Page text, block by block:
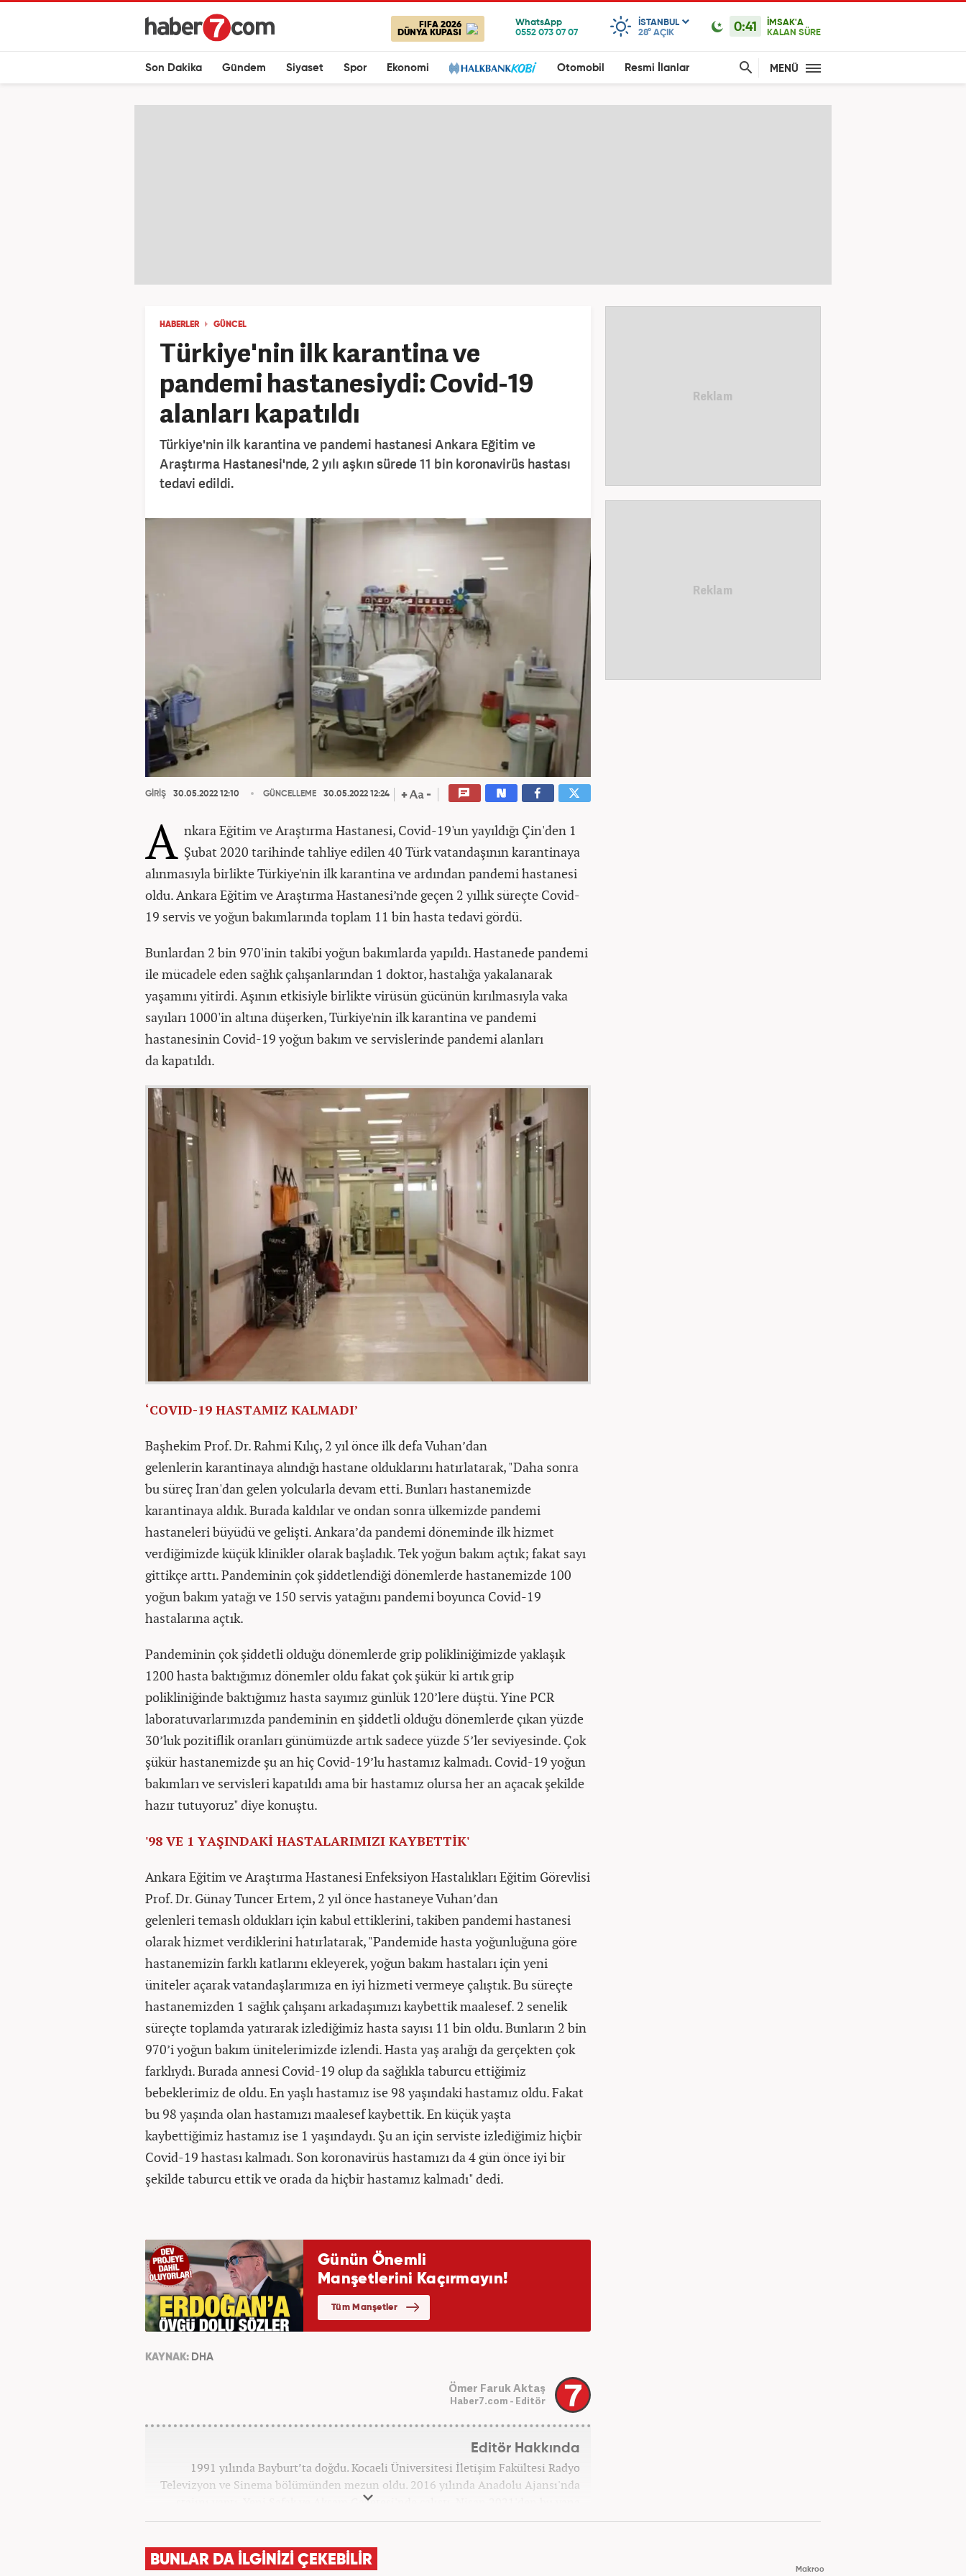
FIFA 2026
DÜNYA KUPASI
ISTANBUL
28° AÇIK 0:41
İMSAK'A
KALAN SÜRE
Son Dakika Gündem Siyaset Spor Ekonomi Otomobil Resmi İlanlar MENÜ
HABERLER GÜNCEL
Türkiye'nin ilk karantina ve
pandemi hastanesiydi: Covid-19
alanları kapatıldı
Türkiye'nin ilk karantina ve pandemi hastanesi Ankara Eğitim ve
Araştırma Hastanesi'nde, 2 yılı aşkın sürede 11 bin koronavirüs hastası
tedavi edildi.
GİRİŞ 30.05.2022 12:10 GÜNCELLEME 30.05.2022 12:24
A nkara Eğitim ve Araştırma Hastanesi, Covid-19'un yayıldığı Çin'den 1
Şubat 2020 tarihinde tahliye edilen 40 Türk vatandaşının karantinaya
alınmasıyla birlikte Türkiye'nin ilk karantina ve ardından pandemi hastanesi
oldu. Ankara Eğitim ve Araştırma Hastanesi’nde geçen 2 yıllık süreçte Covid-
19 servis ve yoğun bakımlarında toplam 11 bin hasta tedavi gördü.
Bunlardan 2 bin 970'inin takibi yoğun bakımlarda yapıldı. Hastanede pandemi
ile mücadele eden sağlık çalışanlarından 1 doktor, hastalığa yakalanarak
yaşamını yitirdi. Aşının etkisiyle birlikte virüsün gücünün kırılmasıyla vaka
sayıları 1000'in altına düşerken, Türkiye'nin ilk karantina ve pandemi
hastanesinin Covid-19 yoğun bakım ve servislerinde pandemi alanları
da kapatıldı.
‘COVID-19 HASTAMIZ KALMADI’
Başhekim Prof. Dr. Rahmi Kılıç, 2 yıl önce ilk defa Vuhan’dan
gelenlerin karantinaya alındığı hastane olduklarını hatırlatarak, "Daha sonra
bu süreç İran'dan gelen yolcularla devam etti. Bunları hastanemizde
karantinaya aldık. Burada kaldılar ve ondan sonra ülkemizde pandemi
hastaneleri büyüdü ve gelişti. Ankara’da pandemi döneminde ilk hizmet
verdiğimizde küçük klinikler olarak başladık. Tek yoğun bakım açtık; fakat sayı
gittikçe arttı. Pandeminin çok şiddetlendiği dönemlerde hastanemizde 100
yoğun bakım yatağı ve 150 servis yatağını pandemi boyunca Covid-19
hastalarına açtık.
Pandeminin çok şiddetli olduğu dönemlerde grip polikliniğimizde yaklaşık
1200 hasta baktığımız dönemler oldu fakat çok şükür ki artık grip
polikliniğinde baktığımız hasta sayımız günlük 120’lere düştü. Yine PCR
laboratuvarlarımızda pandeminin en şiddetli olduğu dönemlerde çıkan yüzde
30’luk pozitiflik oranları günümüzde artık sadece yüzde 5’ler seviyesinde. Çok
şükür hastanemizde şu an hiç Covid-19’lu hastamız kalmadı. Covid-19 yoğun
bakımları ve servisleri kapatıldı ama bir hastamız olursa her an açacak şekilde
hazır tutuyoruz" diye konuştu.
'98 VE 1 YAŞINDAKİ HASTALARIMIZI KAYBETTİK'
Ankara Eğitim ve Araştırma Hastanesi Enfeksiyon Hastalıkları Eğitim Görevlisi
Prof. Dr. Günay Tuncer Ertem, 2 yıl önce hastaneye Vuhan’dan
gelenleri temaslı oldukları için kabul ettiklerini, takiben pandemi hastanesi
olarak hizmet verdiklerini hatırlatarak, "Pandemide hasta yoğunluğuna göre
hastanemizin farklı katlarını ekleyerek, yoğun bakım hastaları için yeni
üniteler açarak vatandaşlarımıza en iyi hizmeti vermeye çalıştık. Bu süreçte
hastanemizden 1 sağlık çalışanı arkadaşımızı kaybettik maalesef. 2 senelik
süreçte toplamda yatırarak izlediğimiz hasta sayısı 11 bin oldu. Bunların 2 bin
970’i yoğun bakım ünitelerimizde izlendi. Hasta yaş aralığı da gerçekten çok
farklıydı. Burada annesi Covid-19 olup da sağlıkla taburcu ettiğimiz
bebeklerimiz de oldu. En yaşlı hastamız ise 98 yaşındaki hastamız oldu. Fakat
bu 98 yaşında olan hastamızı maalesef kaybettik. En küçük yaşta
kaybettiğimiz hastamız ise 1 yaşındaydı. Şu an için serviste izlediğimiz hiçbir
Covid-19 hastası kalmadı. Son koronavirüs hastamızı da 4 gün önce iyi bir
şekilde taburcu ettik ve orada da hiçbir hastamız kalmadı" dedi.
KAYNAK: DHA
Ömer Faruk Aktaş
Haber7.com - Editör
Editör Hakkında
1991 yılında Bayburt’ta doğdu. Kocaeli Üniversitesi İletişim Fakültesi Radyo
Televizyon ve Sinema bölümünden mezun oldu. 2016 yılında Anadolu Ajansı'nda
stajını yaptı. Yeni Şafak ve Akşam Gazetesi'nde çalıştı. Nisan 2021'den bu yana
Haber7.com'da ‘Gündem Editörü’ olarak görev yapmaktadır.
BUNLAR DA İLGİNİZİ ÇEKEBİLİR
Makroo